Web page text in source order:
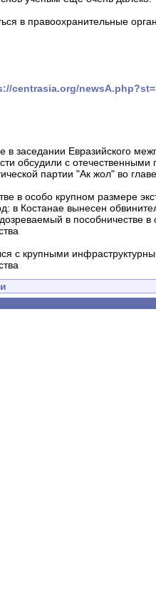
в правоохранительные
centrasia.org/
в заседании Евразийского
обсудили с отечественными
партии "Ак жол" во
в особо крупном размере
в Костанае вынесен
в пособничестве в
с крупными